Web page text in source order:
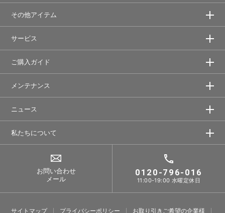
その他アイテム
サービス
ご購入ガイド
メンテナンス
ニュース
私たちについて
お問い合わせ
メール
0120-796-016
11:00-19:00 水曜定休日
サイトマップ プライバシーポリシー お取り引きご希望の企業様